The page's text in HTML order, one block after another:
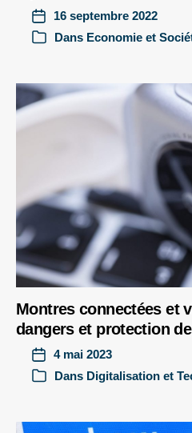
16 septembre 2022
Dans Economie et
Montres connectées et
dangers et protection
4 mai 2023
Dans Digitalisation et